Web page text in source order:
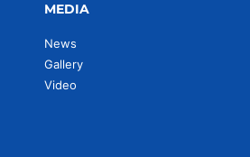
MEDIA
News
Gallery
Video